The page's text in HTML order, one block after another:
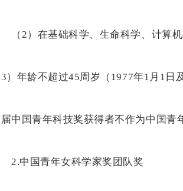
2）在基础科学、生命科学、计算机
3）年龄不超过45周岁（1977年1月1
届中国青年科技奖获得者不作为中国青
中国青年女科学家奖团队奖